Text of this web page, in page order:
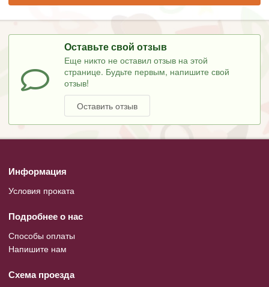
Оставьте свой отзыв
Еще никто не оставил отзыв на этой
странице. Будьте первым, напишите свой
отзыв!
Оставить отзыв
Информация
Условия проката
Подробнее о нас
Способы оплаты
Напишите нам
Схема проезда